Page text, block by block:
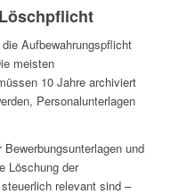
Aufbewahrungspflicht
meisten
10 Jahre archiviert
Personalunterlagen
und
Löschung der
relevant sind –